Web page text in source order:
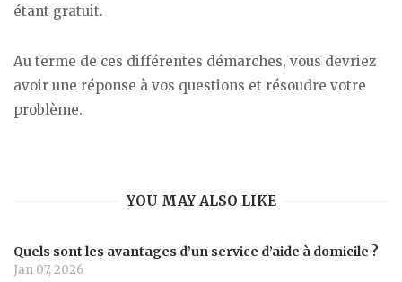
étant gratuit.
Au terme de ces différentes démarches, vous devriez
avoir une réponse à vos questions et résoudre votre
problème.
YOU MAY ALSO LIKE
Quels sont les avantages d’un service d’aide à domicile ?
Jan 07, 2026